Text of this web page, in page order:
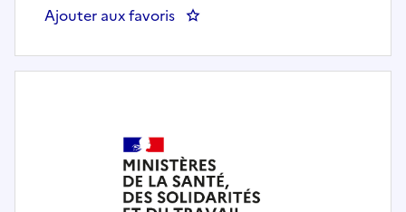
Ajouter aux favoris : Un chargé ou une chargée